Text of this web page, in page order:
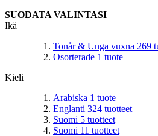
SUODATA VALINTASI
Ikä
Tonår & Unga vuxna 269
Osorterade 1 tuote
Kieli
Arabiska 1 tuote
Englanti 324 tuotteet
Suomi 5 tuotteet
Suomi 11 tuotteet